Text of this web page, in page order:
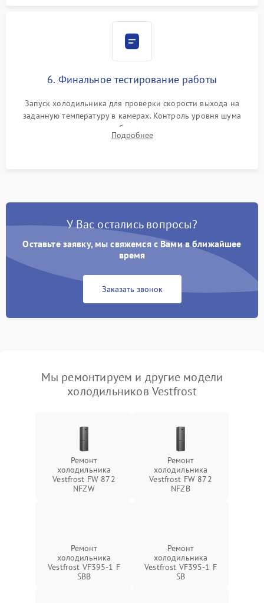
6. Финальное тестирование работы
Запуск холодильника для проверки скорости выхода на
заданную температуру в камерах. Контроль уровня шума
компрессора, отсутствия обмерзания стенок и корректного
срабатывания системы автоматической оттайки.
Подробнее
У Вас остались вопросы?
Оставьте заявку, мы свяжемся с Вами в ближайшее
время
Заказать звонок
Мы ремонтируем и другие модели
холодильников Vestfrost
Ремонт
холодильника
Vestfrost FW 872
NFZW
Ремонт
холодильника
Vestfrost FW 872
NFZВ
Ремонт
холодильника
Vestfrost VF395-1 F
SBB
Ремонт
холодильника
Vestfrost VF395-1 F
SB